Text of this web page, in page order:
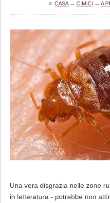
≡CASA→CIMICI →A
Una vera disgrazia nelle zone
in letteratura - potrebbe non